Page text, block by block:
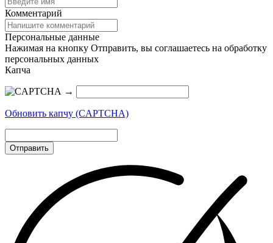
Комментарий
Персональные данные
Нажимая на кнопку Отправить, вы соглашаетесь на обработку
персональных данных
Капча
→
Обновить капчу (CAPTCHA)
Отправить